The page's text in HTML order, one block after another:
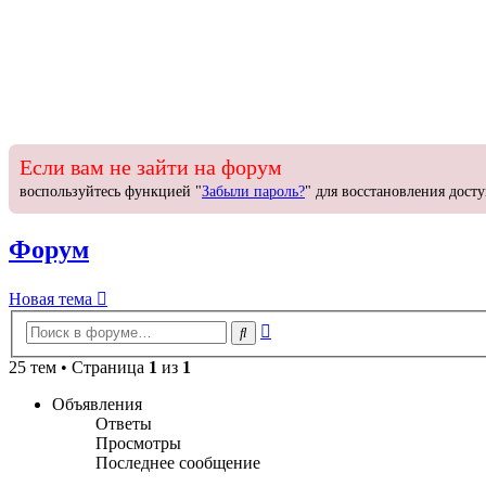
Если вам не зайти на форум
воспользуйтесь функцией "Забыли пароль?" для восстановления
Форум
Новая
тема
Новая тема
Поиск
25 тем • Страница 1 из 1
Объявления
Ответы
Просмотры
Последнее сообщение